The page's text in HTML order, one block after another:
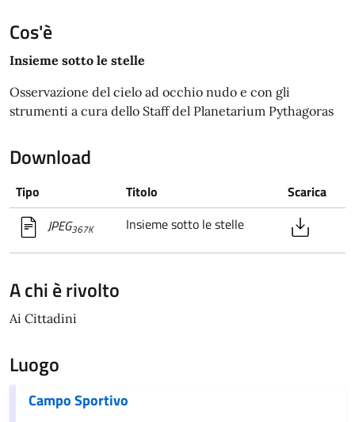
Cos'è
Insieme sotto le stelle
Osservazione del cielo ad occhio nudo e con gli
strumenti a cura dello Staff del Planetarium Pythagoras
Download
Tipo Titolo
Scarica
JPEG367K Insieme sotto le stelle
A chi è rivolto
Ai Cittadini
Luogo
Campo Sportivo